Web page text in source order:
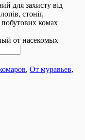
для захисту від
стоніг,
комах
от насекомых
, От муравьев,